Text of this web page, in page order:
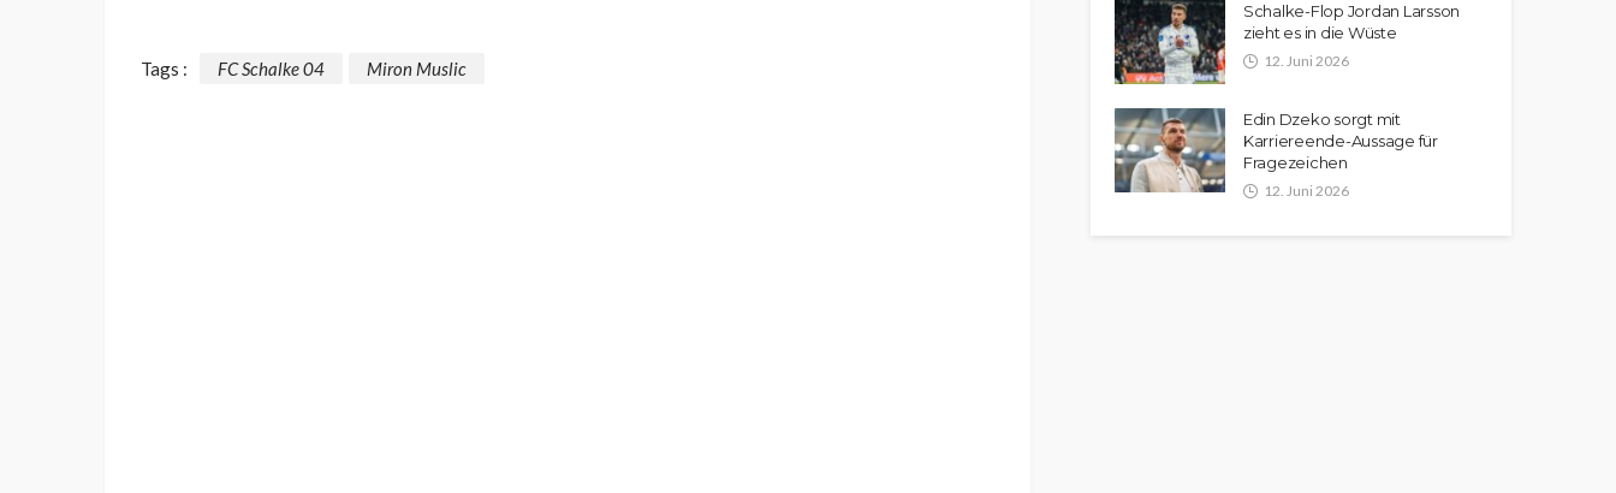
Tags : FC Schalke 04 Miron Muslic
Schalke-Flop Jordan Larsson
zieht es in die Wüste
12. Juni 2026
Edin Dzeko sorgt mit
Karriereende-Aussage für
Fragezeichen
12. Juni 2026